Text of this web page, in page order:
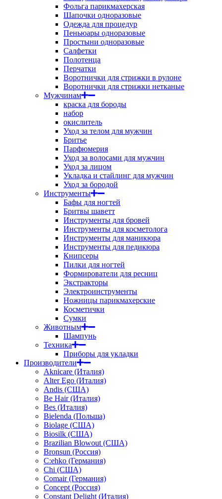
Фольга парикмахерская
Шапочки одноразовые
Одежда для процедур
Пеньюары одноразовые
Простыни одноразовые
Салфетки
Полотенца
Перчатки
Воротнички для стрижки в рулоне
Воротнички для стрижки нетканые
Мужчинам
краска для бороды
набор
окислитель
Уход за телом для мужчин
Бритье
Парфюмерия
Уход за волосами для мужчин
Уход за лицом
Укладка и стайлинг для мужчин
Уход за бородой
Инструменты
Бафы для ногтей
Бритвы шаветт
Инструменты для бровей
Инструменты для косметолога
Инструменты для маникюра
Инструменты для педикюра
Книпсеры
Пилки для ногтей
Формирователи для ресниц
Экстракторы
Электроинструменты
Ножницы парикмахерские
Косметички
Сумки
Животным
Шампунь
Техника
Приборы для укладки
Производители
Aknicare (Италия)
Alter Ego (Италия)
Andis (США)
Be Hair (Италия)
Bes (Италия)
Bielenda (Польша)
Biolage (США)
Biosilk (США)
Brazilian Blowout (США)
Bronsun (Россия)
C:ehko (Германия)
Chi (США)
Comair (Германия)
Concept (Россия)
Constant Delight (Италия)